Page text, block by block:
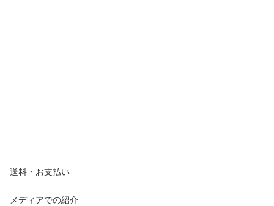
送料・お支払い
メディアでの紹介